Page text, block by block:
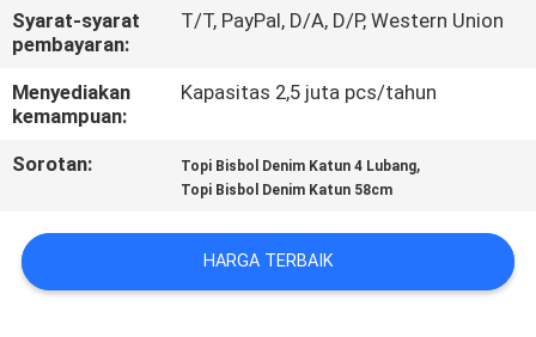
BERITA
KASUS
PRIVACY
POLICY
Syarat-syarat
pembayaran:
T/T, PayPal, D/A, D/P, Western Union
Menyediakan
kemampuan:
Kapasitas 2,5 juta pcs/tahun
Sorotan: Topi Bisbol Denim Katun 4 Lubang,
Topi Bisbol Denim Katun 58cm
HARGA TERBAIK